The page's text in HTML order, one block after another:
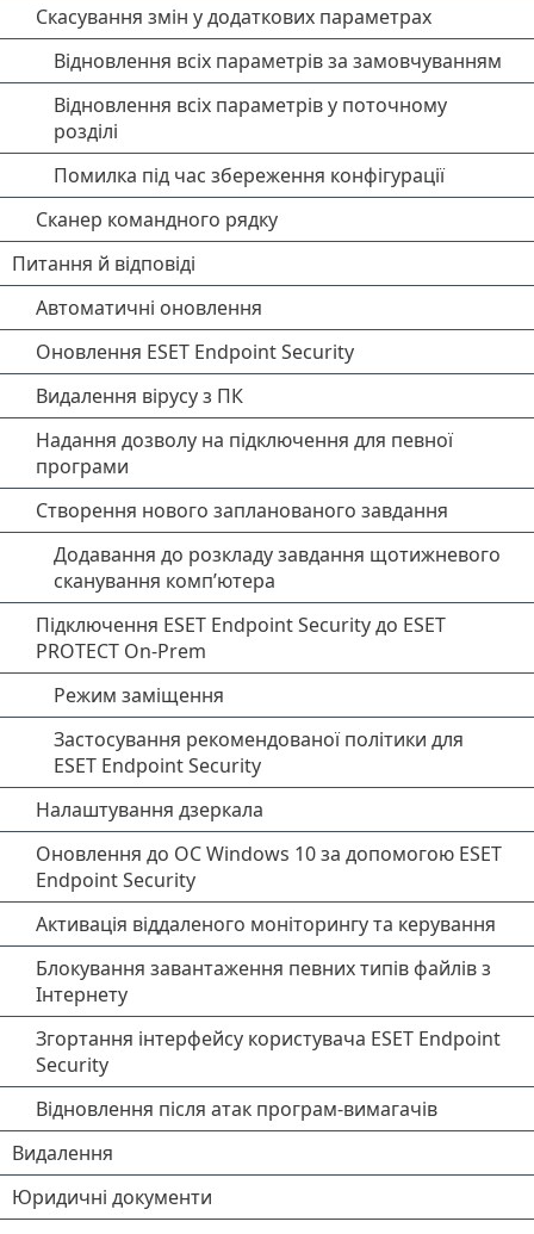
Скасування змін у додаткових параметрах
Відновлення всіх параметрів за замовчуванням
Відновлення всіх параметрів у поточному
розділі
Помилка під час збереження конфігурації
Сканер командного рядку
Питання й відповіді
Автоматичні оновлення
Оновлення ESET Endpoint Security
Видалення вірусу з ПК
Надання дозволу на підключення для певної
програми
Створення нового запланованого завдання
Додавання до розкладу завдання щотижневого
сканування комп’ютера
Підключення ESET Endpoint Security до ESET
PROTECT On-Prem
Режим заміщення
Застосування рекомендованої політики для
ESET Endpoint Security
Налаштування дзеркала
Оновлення до ОС Windows 10 за допомогою ESET
Endpoint Security
Активація віддаленого моніторингу та керування
Блокування завантаження певних типів файлів з
Інтернету
Згортання інтерфейсу користувача ESET Endpoint
Security
Відновлення після атак програм-вимагачів
Видалення
Юридичні документи